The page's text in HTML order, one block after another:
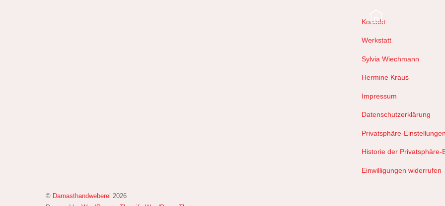
Kontakt
Werkstatt
Sylvia Wiechmann
Hermine Kraus
Impressum
Datenschutzerklärung
Privatsphäre-
Historie der Privatsphäre-
Einwilligungen widerrufen
© Damasthandweberei 2026